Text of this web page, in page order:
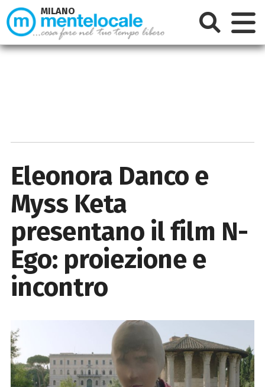
Eleonora Danco e
Myss Keta
presentano il film N-
Ego: proiezione e
incontro
MILANO